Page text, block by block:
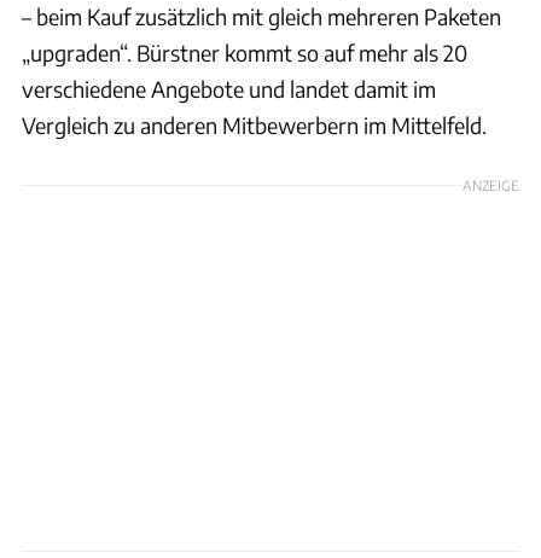
– beim Kauf zusätzlich mit gleich mehreren Paketen
„upgraden“. Bürstner kommt so auf mehr als 20
verschiedene Angebote und landet damit im
Vergleich zu anderen Mitbewerbern im Mittelfeld.
ANZEIGE